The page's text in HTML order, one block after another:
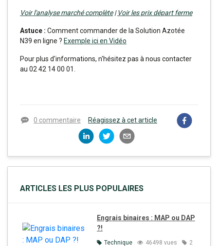
Voir l'analyse marché complète | Voir les prix départ ferme
Astuce : Comment commander de la Solution Azotée
N39 en ligne ? Exemple ici en Vidéo
Pour plus d'informations, n'hésitez pas à nous contacter
au 02 42 14 00 01.
0 commentaire Réagissez à cet article
ARTICLES LES PLUS POPULAIRES
Engrais binaires : MAP ou DAP
?!
Technique 46498 vues 2